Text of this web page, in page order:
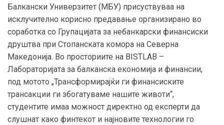
Балкански Универзитет (МБУ) присуствуваа на
исклучително корисно предавање организирано во
соработка со Групацијата за небанкарски финансиски
друштва при Стопанската комора на Северна
Македонија. Во просториите на BISTLAB –
Лабораторијата за балканска економија и финансии,
под мотото „Трансформирајќи ги финансиските
трансакции ги збогатуваме нашите животи“,
студентите имаа можност директно од експерти да
слушнат како финтекот и најновите технологии го